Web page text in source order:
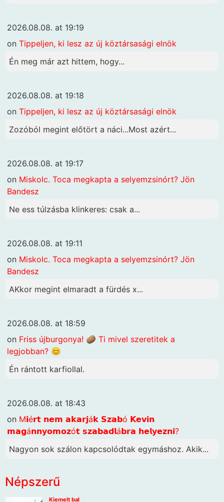
2026.08.08. at 19:19
on Tippeljen, ki lesz az új köztársasági elnök
Én meg már azt hittem, hogy...
2026.08.08. at 19:18
on Tippeljen, ki lesz az új köztársasági elnök
Zozóból megint előtört a náci...Most azért...
2026.08.08. at 19:17
on Miskolc. Toca megkapta a selyemzsinórt? Jön
Bandesz
Ne ess túlzásba klinkeres: csak a...
2026.08.08. at 19:11
on Miskolc. Toca megkapta a selyemzsinórt? Jön
Bandesz
AKkor megint elmaradt a fürdés x...
2026.08.08. at 18:59
on Friss újburgonya! 🥔 Ti mivel szeretitek a
legjobban? 😊
Én rántott karfiollal.
2026.08.08. at 18:43
on M𝗶é𝗿𝘁 𝗻𝗲𝗺 𝗮𝗸𝗮𝗿𝗷á𝗸 𝗦𝘇𝗮𝗯ó 𝗞𝗲𝘃𝗶𝗻
𝗺𝗮𝗴á𝗻𝗻𝘆𝗼𝗺𝗼𝘇ó𝘁 𝘀𝘇𝗮𝗯𝗮𝗱𝗹á𝗯𝗿𝗮 𝗵𝗲𝗹𝘆𝗲𝘇𝗻𝗶?
Nagyon sok szálon kapcsolódtak egymáshoz. Akik...
Népszerű